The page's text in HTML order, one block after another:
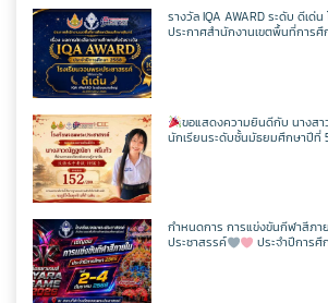
เฟสบุคกลุ่มงานฯ
เว็บไซต์กลุ่มงานฯ
กลุ่มบริหารทั่วไป
เฟสบุคกลุ่มงานฯ
เว็บไซต์กลุ่มงานฯ
กลุ่มบริหารงานบุคคล
เฟสบุคกลุ่มงานฯ
เว็บไซต์กลุ่มงานฯ
กลุ่มบริหารงบประมาณ
เฟสบุคกลุ่มงานฯ
เว็บไซต์กลุ่มงานฯ
วิทยาศาสตร์
เฟสบุคกลุ่มสาระฯ
เว็บไซต์กลุ่มสาระฯ
ตารางเรียน/สอน
คณิตศาสตร์
เฟสบุคกลุ่มสาระฯ
เว็บไซต์กลุ่มสาระฯ
ตารางเรียน/สอน
ต่างประเทศ
เฟสบุคกลุ่มสาระฯ
เว็บไซต์กลุ่มสาระฯ
ภาษาไทย
เฟสบุคกลุ่มสาระฯ
สังคมศึกษาฯ
กลุ่มงาน
คำสั่งโรงเรียน
ประชาสัมพันธ์ CPS
กิจกรรม CPS
ToBeNumberOne
ITA2569
ITA2568
ITA2567
ครูพีระพันธ์ เสริมศิริ
วิชาวิทยาการคำนวณ
ครูเเชิด ชูตาลัด
รางวัล IQA AWARD ระดับ ดีเด่
ประกาศสำนักงานเขตพื้นที่การ
ขอแสดงความยินดีกับ นางสาวณัฏ
นักเรียนระดับชั้นมัธยมศึกษาปีที่ 5/8 แผนการเรีย
กำหนดการ การแข่งขันกีฬาสีภาย
ประชาสรรค์
ประจำปีการศึ